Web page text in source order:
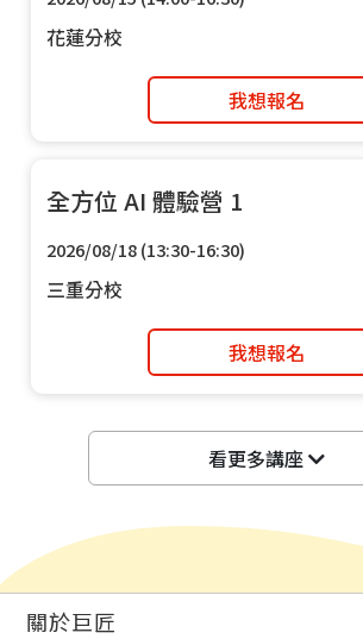
花蓮分校
我想報名
全方位 AI 體驗營 1
2026/08/18 (13:30-16:30)
三重分校
我想報名
看更多講座
關於巨匠